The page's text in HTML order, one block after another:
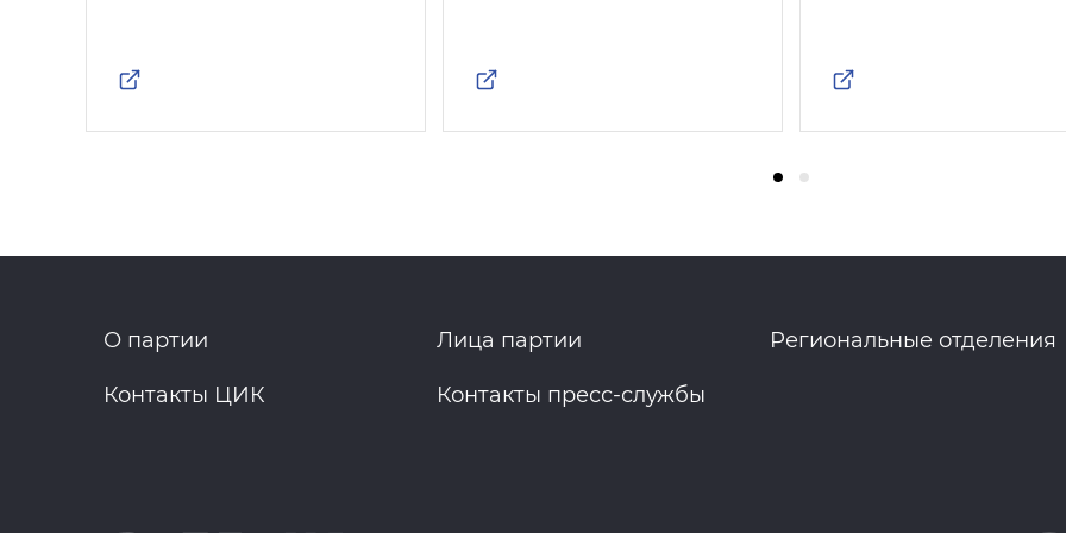
О партии Лица партии Региональные отделения
Контакты ЦИК Контакты пресс-службы